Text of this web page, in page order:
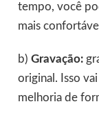
tempo, você
mais
b) Gravação:
original. Isso
melhoria de